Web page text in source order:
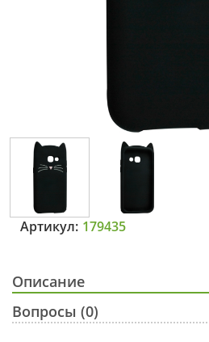
Артикул: 179435
Описание
Вопросы (0)